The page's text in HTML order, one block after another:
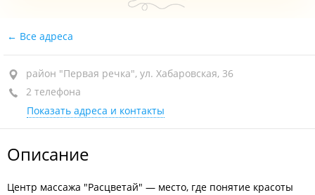
Все адреса
район "Первая речка", ул. Хабаровская, 36
2 телефона
Показать адреса и контакты
Описание
Центр массажа "Расцветай" — место, где понятие красоты